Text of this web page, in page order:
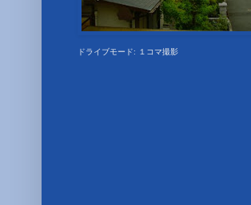
ドライブモード: １コマ撮影